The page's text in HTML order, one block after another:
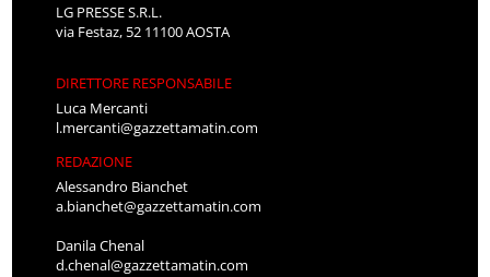
LG PRESSE S.R.L.
via Festaz, 52 11100 AOSTA
DIRETTORE RESPONSABILE
Luca Mercanti
l.mercanti@gazzettamatin.com
REDAZIONE
Alessandro Bianchet
a.bianchet@gazzettamatin.com
Danila Chenal
d.chenal@gazzettamatin.com